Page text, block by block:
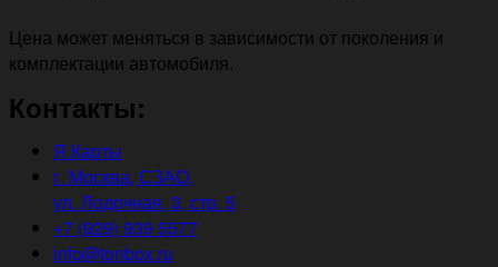
Цена может меняться в зависимости от поколения и
комплектации автомобиля.
Контакты:
Я.Карты
г. Москва, СЗАО,
ул. Лодочная, 3, стр. 5
+7 (929) 939 5577
info@tonbox.ru